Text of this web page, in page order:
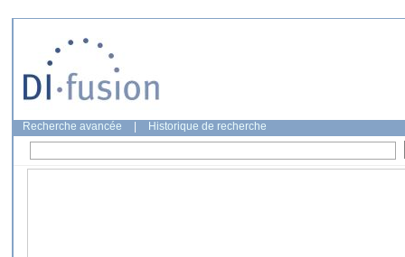
Recherche avancée Historique de recherche